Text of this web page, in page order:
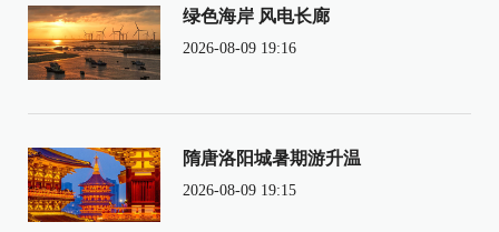
绿色海岸 风电长廊
2026-08-09 19:16
隋唐洛阳城暑期游升温
2026-08-09 19:15